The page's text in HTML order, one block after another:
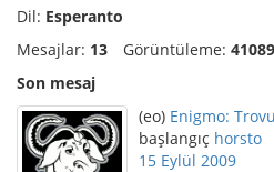
Dil: Esperanto
Mesajlar: 13 Görüntüleme: 41089
Son mesaj
(eo) Enigmo:
başlangıç horsto
15 Eylül 2009